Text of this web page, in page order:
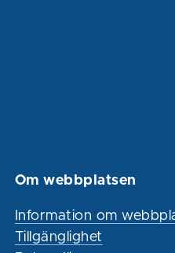
Om webbplatsen
Information om
Tillgänglighet